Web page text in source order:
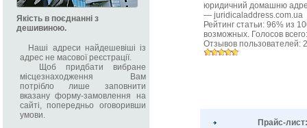
Якість в поєднанні з
дешивиною.
Наші адреси найдешевіші із
адрес не масової реєстрації.
Щоб придбати вибране
місцезнаходження Вам
потрібло лише заповнити
вказану форму-замовлення на
сайті, попередньо оговоривши
умови.
юридичний домашню
—juridicaladdress.com.ua
Рейтинг статьи:96% из
возможных. Голосов
Отзывов пользователей:
Прайс-лист: